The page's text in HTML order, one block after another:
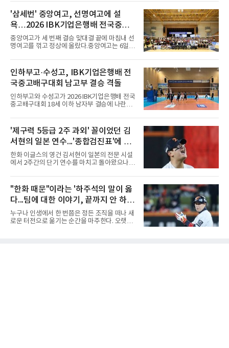
대형 유망주로 기대를 모았던 투수 심준석에 이
어, 빅리그 경력을 지닌 내외야수 배지환까지 연
달아 뉴욕 메츠 산하 마이너리그에서 방출 통보
를 받는 아픔을 겪었다. 두 선수의 동반 이탈은
메츠 구단이 유독 한국 선수들에게 '기회의 땅'이
아닌 '무덤'처럼 작용하고 있음을 방증하고 있다.
고교 시절 시속 160km에 달하는 강속구로 큰 스
리츠와 마이애미 말린스를 거쳐 메츠에 둥지를
틀며 반등을 노렸으나
'삼세번' 중앙여고, 선명여고에 설
욕…2026 IBK기업은행배 전국중고
배구대회 우승
중앙여고가 세 번째 결승 맞대결 끝에 마침내 선
명여고를 꺾고 정상에 올랐다.중앙여고는 6일
행배 전국중고배구대회 18세 이하 여자부 결승
에서 선명여고를 세트스코어 3-1(13-25, 25-14,
25-17, 25-10)로 물리치고 우승을 차지했다.첫
세트를 13-25로 내주며 불안하게 출발한 중앙여
고는 이후 조직력을 되찾아 2세트부터 경기 주
도권을 완전히 장악했다. 강한 서브와 탄탄한 수
비를 앞세워 내리 세 세트를 따내며 짜릿한 역전
권대회 결승에서 모두 선명여고에 패해 준우승
에 머물렀다. 그러나 세 번째
인하부고·수성고, IBK기업은행배 전
국중고배구대회 남고부 결승 격돌
인하부고와 수성고가 2026 IBK기업은행배 전국
중고배구대회 18세 이하 남자부 결승에 나란히
하부고는 5일 충북 제천실내체육관에서 열린 대
회 남자 18세 이하부 준결승에서 남성고를 세트
스코어 3-1(25-17, 17-25, 25-21, 25-17)로 꺾
고 결승행 티켓을 따냈다. 인하부고는 높은 공격
성공률을 앞세워 경기 주도권을 잡으며 승리를
거뒀다.수성고도 준결승에서 속초고를 상대로
안정된 조직력을 바탕으로 3-1(25-23, 25-16,
고는 인하부고와 우승을 다툴 기회를 잡았다.여
자 18세 이하부에서는 중앙여고
'제구력 5등급 2주 과외' 꼴이었던 김
서현의 일본 연수...'종합검진표'에 불
과
한화 이글스의 영건 김서현이 일본의 전문 시설
에서 2주간의 단기 연수를 마치고 돌아왔으나,
출하며 야구 팬들과 전문가들 사이에 씁쓸한 뒷
맛을 남기고 있다.출국 당시만 해도 선수의 고질
적인 제구 문제를 해결할 특효약이 될 것처럼 포
장되었던 이번 연수는, 뚜껑을 열어보니 '제구력
5등급에게 2주짜리 족집게 과외를 붙여 1등급을
기대한 꼴'이었다는 냉정한 평가를 피하기 어렵
게 됐다.야구에서 투수의 제구력은 오랜 시간 투
"한화 때문"이라는 '하주석의 말이 옳
다...팀에 대한 이야기, 끝까지 안 하는
게 도리
누구나 인생에서 한 번쯤은 정든 조직을 떠나 새
로운 터전으로 옮기는 순간을 마주한다. 오랫동